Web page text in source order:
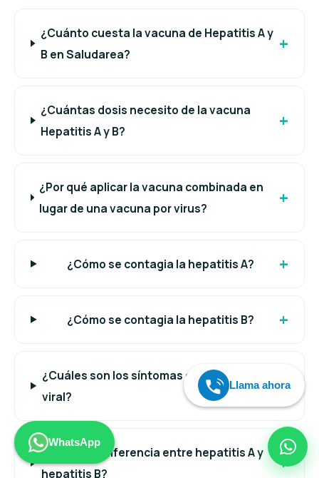
¿Cuánto cuesta la vacuna de Hepatitis A y
B en Saludarea?
¿Cuántas dosis necesito de la vacuna
Hepatitis A y B?
¿Por qué aplicar la vacuna combinada en
lugar de una vacuna por virus?
¿Cómo se contagia la hepatitis A?
¿Cómo se contagia la hepatitis B?
¿Cuáles son los síntomas de la hepatitis
viral?
¿Cuál es la diferencia entre hepatitis A y
hepatitis B?
WhatsApp
Llama ahora